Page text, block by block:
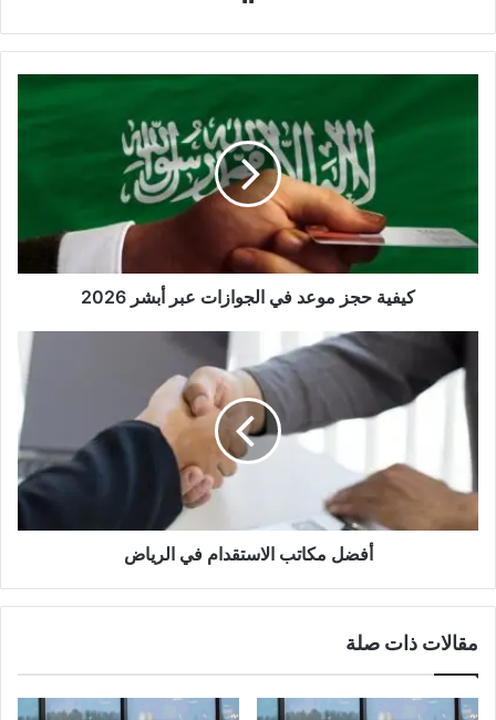
كيفية حجز موعد في الجوازات عبر أبشر 2026
أفضل مكاتب الاستقدام في الرياض
مقالات ذات صلة